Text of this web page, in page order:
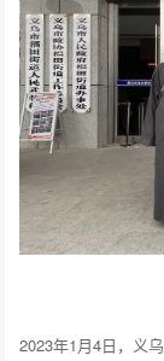
2023年1月4日，义